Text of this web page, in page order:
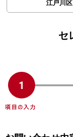
江戸川区
セ